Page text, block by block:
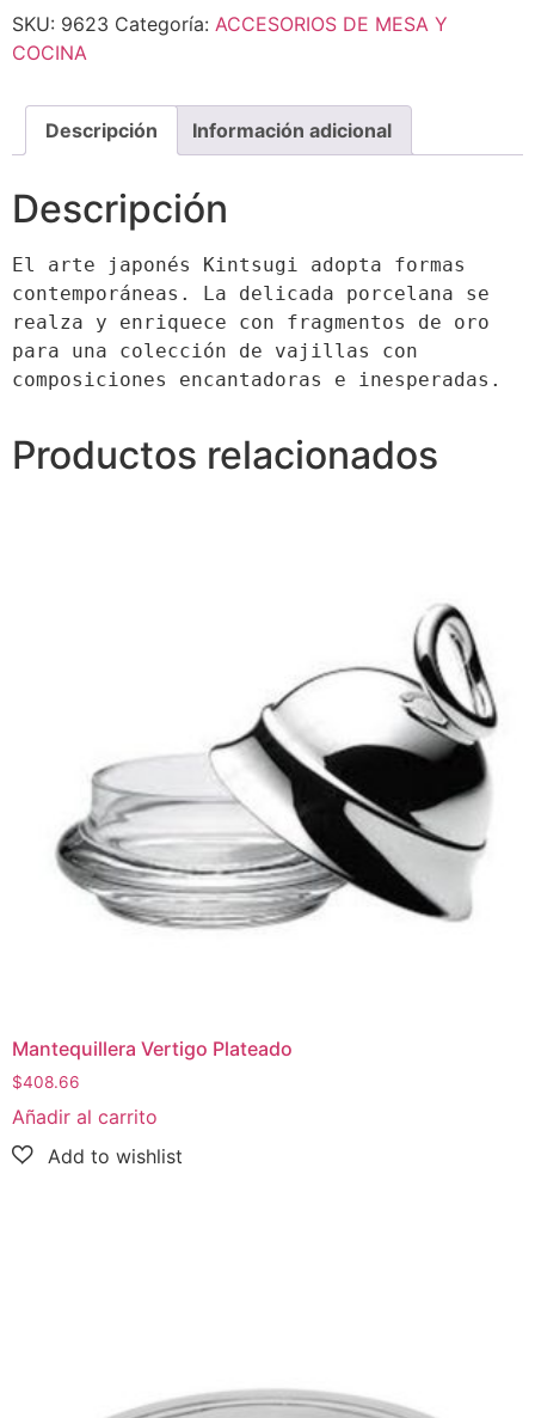
SKU: 9623 Categoría: ACCESORIOS DE MESA Y
COCINA
Descripción Información adicional
Descripción
El arte japonés Kintsugi adopta formas
contemporáneas. La delicada porcelana se
realza y enriquece con fragmentos de oro
para una colección de vajillas con
composiciones encantadoras e inesperadas.
Productos relacionados
Mantequillera Vertigo Plateado
$408.66
Añadir al carrito